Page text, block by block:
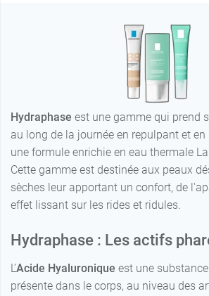
Foncé 9,89 €
19,79 €
Médium 18,99 €
Hydraphase est une gamme qui prend
au long de la journée en repulpant et
une formule enrichie en eau thermale
Cette gamme est destinée aux peaux
sèches leur apportant un confort, de
effet lissant sur les rides et ridules.
Hydraphase : Les actifs
L’Acide Hyaluronique est une
présente dans le corps, au niveau des